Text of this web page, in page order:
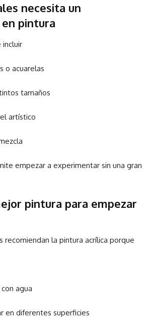
necesita un
pintura
incluir
o acuarelas
tamaños
artístico
empezar a experimentar sin una gran
pintura para empezar
recomiendan la pintura acrílica porque
agua
en diferentes superficies